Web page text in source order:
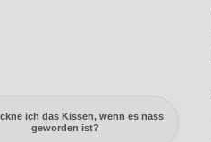
ich das Kissen, wenn es nass
geworden ist?